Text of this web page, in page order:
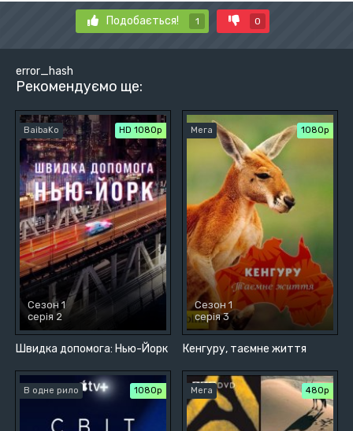
Подобається! 1 0
error_hash
Рекомендуємо ще:
Швидка допомога: Нью-Йорк
BaibaKo HD 1080p
Сезон 1
серія 2
Кенгуру, таємне життя
Мега 1080p
Сезон 1
серія 3
В одне рило 1080p Мега 480р